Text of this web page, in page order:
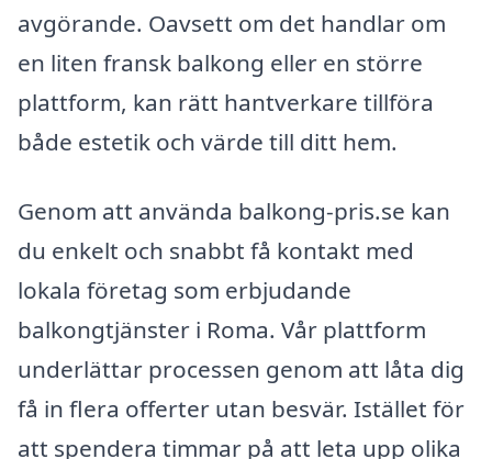
avgörande. Oavsett om det handlar om
en liten fransk balkong eller en större
plattform, kan rätt hantverkare tillföra
både estetik och värde till ditt hem.
Genom att använda balkong-pris.se kan
du enkelt och snabbt få kontakt med
lokala företag som erbjudande
balkongtjänster i Roma. Vår plattform
underlättar processen genom att låta dig
få in flera offerter utan besvär. Istället för
att spendera timmar på att leta upp olika